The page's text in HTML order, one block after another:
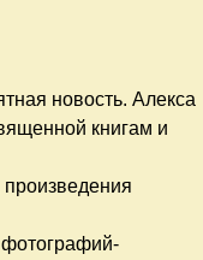
новость. Алекса
книгам и
фотографий-